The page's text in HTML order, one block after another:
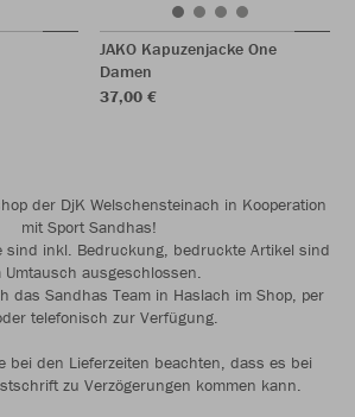
JAKO Kapuzenjacke One
Damen
37,00 €
der DjK Welschensteinach in Kooperation
mit Sport Sandhas!
sind inkl. Bedruckung, bedruckte Artikel sind
Umtausch ausgeschlossen.
das Sandhas Team in Haslach im Shop, per
telefonisch zur Verfügung.
bei den Lieferzeiten beachten, dass es bei
zu Verzögerungen kommen kann.